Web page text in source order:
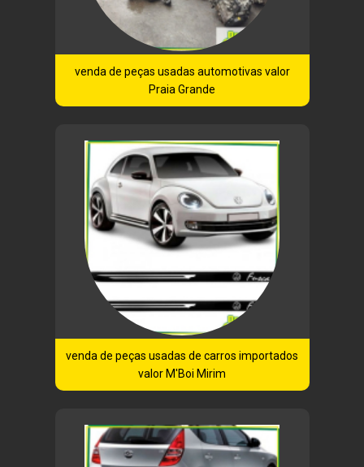
venda de peças usadas automotivas valor
Praia Grande
venda de peças usadas de carros importados
valor M'Boi Mirim